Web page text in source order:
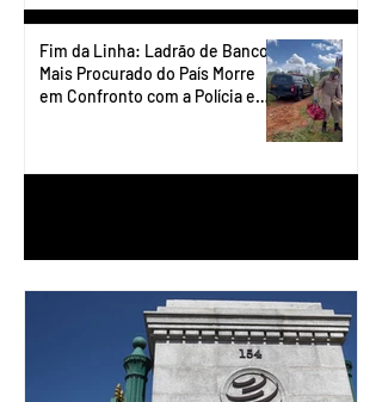
Fim da Linha: Ladrão de Banco
Mais Procurado do País Morre
em Confronto com a Polícia em